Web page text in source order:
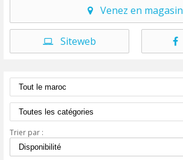
Venez en magasin
Siteweb
Trier par :